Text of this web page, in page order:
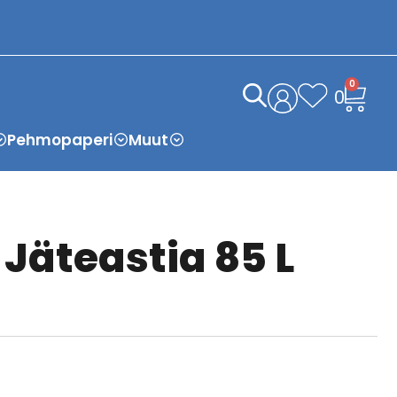
0
0
Pehmopaperi Muut
85 L